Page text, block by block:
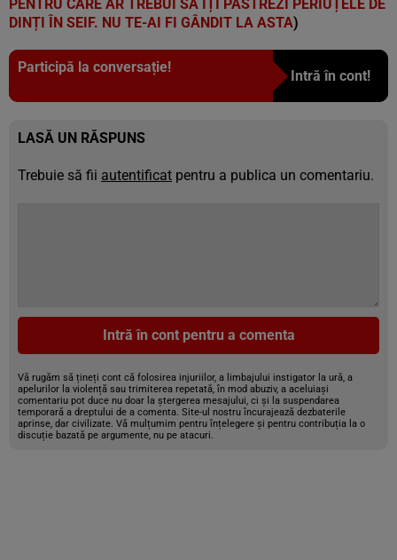
PENTRU CARE AR TREBUI SĂ ÎȚI PĂSTREZI PERIUȚELE DE
DINȚI ÎN SEIF. NU TE-AI FI GÂNDIT LA ASTA)
Participă la conversație!
Intră în cont!
LASĂ UN RĂSPUNS
Trebuie să fii autentificat pentru a publica un comentariu.
Intră în cont pentru a comenta
Vă rugăm să țineți cont că folosirea injuriilor, a limbajului instigator la ură, a
apelurilor la violență sau trimiterea repetată, în mod abuziv, a aceluiași
comentariu pot duce nu doar la ștergerea mesajului, ci și la suspendarea
temporară a dreptului de a comenta. Site-ul nostru încurajează dezbaterile
aprinse, dar civilizate. Vă mulțumim pentru înțelegere și pentru contribuția la o
discuție bazată pe argumente, nu pe atacuri.